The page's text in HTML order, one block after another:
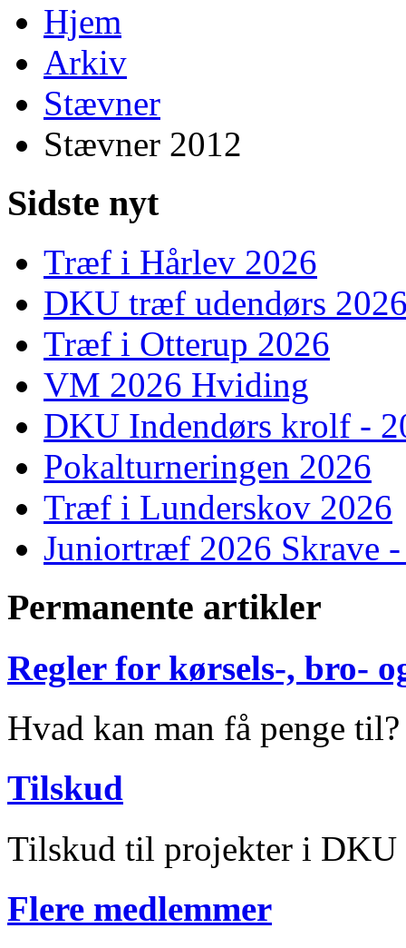
Hjem
Arkiv
Stævner
Stævner 2012
Sidste nyt
Træf i Hårlev 2026
DKU træf udendørs
Træf i Otterup 2026
VM 2026 Hviding
DKU Indendørs krolf -
Pokalturneringen 2026
Træf i Lunderskov 2026
Juniortræf 2026 Skrave
Permanente artikler
Regler for kørsels-, bro-
Hvad kan man få penge til?
Tilskud
Tilskud til projekter i DKU
Flere medlemmer